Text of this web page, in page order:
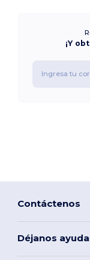
¡Y
Contáctenos
Déjanos